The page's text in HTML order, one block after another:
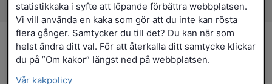
Edlevo - system för
förskola, skola och
statistikkaka i syfte att löpande förbättra webbplatsen.
Vi vill använda en kaka som gör att du inte kan rösta
flera gånger. Samtycker du till det? Du kan när som
helst ändra ditt val. För att återkalla ditt samtycke klickar
du på ”Om kakor” längst ned på webbplatsen.
Vår kakpolicy